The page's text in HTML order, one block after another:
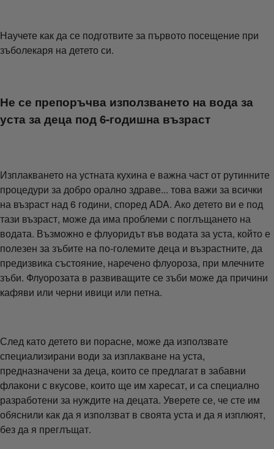
Научете как да се подготвите за първото посещение при
зъболекаря на детето си.
Не се препоръчва използването на вода за
уста за деца под 6-годишна възраст
Изплакването на устната кухина е важна част от рутинните
процедури за добро орално здраве... това важи за всички
на възраст над 6 години, според ADA. Ако детето ви е под
тази възраст, може да има проблеми с поглъщането на
водата. Възможно е флуоридът във водата за уста, който е
полезен за зъбите на по-големите деца и възрастните, да
предизвика състояние, наречено флуороза, при млечните
зъби. Флуорозата в развиващите се зъби може да причини
кафяви или черни ивици или петна.
След като детето ви порасне, може да използвате
специализирани води за изплакване на уста,
предназначени за деца, които се предлагат в забавни
флакони с вкусове, които ще им харесат, и са специално
разработени за нуждите на децата. Уверете се, че сте им
обяснили как да я използват в своята уста и да я изплюят,
без да я преглъщат.